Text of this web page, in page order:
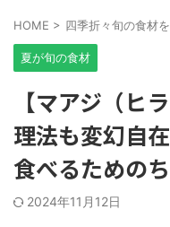
HOME > 四季折々旬の食材
夏が旬の食材
【マアジ（ヒ
理法も変幻自
食べるための
2024年11月12日